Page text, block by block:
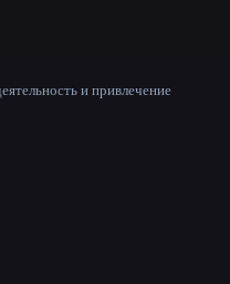
и привлечение